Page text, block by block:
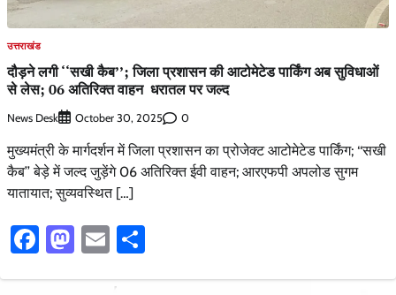
उत्तराखंड
दौड़ने लगी ‘‘सखी कैब’’; जिला प्रशासन की आटोमेटेड पार्किंग अब सुविधाओं
से लेस; 06 अतिरिक्त वाहन धरातल पर जल्द
News Desk October 30, 2025 0
मुख्यमंत्री के मार्गदर्शन में जिला प्रशासन का प्रोजेक्ट आटोमेटेड पार्किंग; ‘‘सखी
कैब’’ बेड़े में जल्द जुड़ेंगे 06 अतिरिक्त ईवी वाहन; आरएफपी अपलोड सुगम
यातायात; सुव्यवस्थित […]
Facebook
Mastodon
Email